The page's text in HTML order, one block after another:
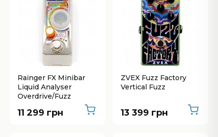
Rainger FX Minibar
Liquid Analyser
Overdrive/Fuzz
11 299 грн
ZVEX Fuzz Factory
Vertical Fuzz
13 399 грн